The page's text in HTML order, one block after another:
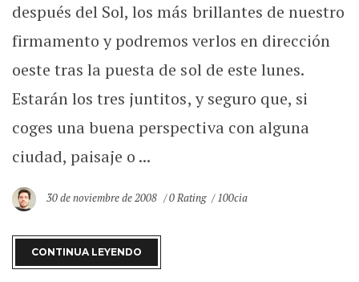
después del Sol, los más brillantes de nuestro
firmamento y podremos verlos en dirección
oeste tras la puesta de sol de este lunes.
Estarán los tres juntitos, y seguro que, si
coges una buena perspectiva con alguna
ciudad, paisaje o ...
30 de noviembre de 2008 0 Rating 100cia
CONTINUA LEYENDO